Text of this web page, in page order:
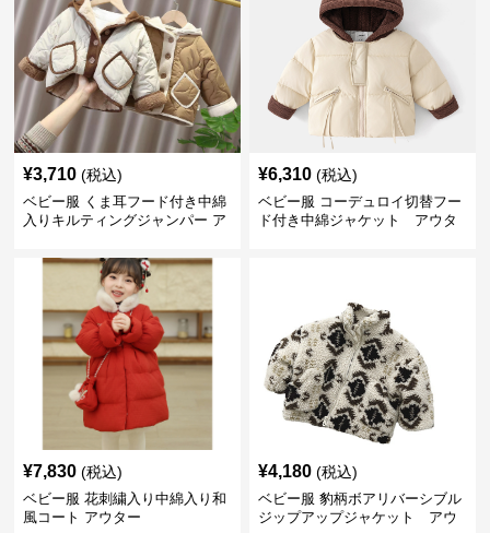
¥3,710 (税込)
ベビー服 くま耳フード付き中綿
入りキルティングジャンパー ア
¥6,310 (税込)
ベビー服 コーデュロイ切替フー
ド付き中綿ジャケット アウタ
¥7,830 (税込)
ベビー服 花刺繍入り中綿入り和
風コート アウター
¥4,180 (税込)
ベビー服 豹柄ボアリバーシブル
ジップアップジャケット アウ